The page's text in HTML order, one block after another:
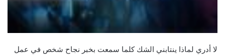
لا أدري لماذا ينتابني الشك كلما سمعت بخبر نجاح شخص في عمل